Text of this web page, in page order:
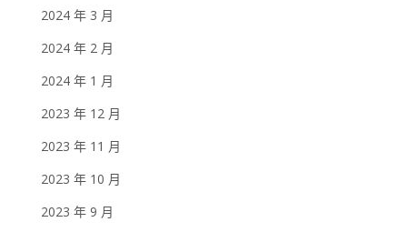
2024 年 3 月
2024 年 2 月
2024 年 1 月
2023 年 12 月
2023 年 11 月
2023 年 10 月
2023 年 9 月